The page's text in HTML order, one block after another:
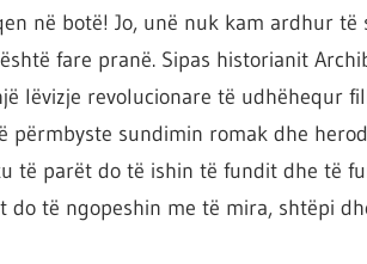
në botë! Jo, unë nuk kam ardhur të
fare pranë. Sipas historianit
lëvizje revolucionare të udhëhequr
përmbyste sundimin romak dhe
të parët do të ishin të fundit dhe të
të ngopeshin me të mira, shtëpi